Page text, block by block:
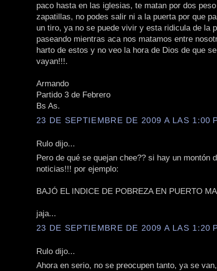
paco hasta en las iglesias, te matan por dos
zapatillas, no podes salir ni a la puerta por que
un tiro, ya no se puede vivir y esta ridicula de la
paseando mientras aca nos matamos entre
harto de estos y no veo la hora de Dios de que
vayan!!!.
Armando
Partido 3 de Febrero
Bs As.
23 DE SEPTIEMBRE DE 2009 A LAS 1:00
Rulo dijo...
Pero de qué se quejan chee?? si hay un montón
noticias!!! por ejemplo:
BAJÓ EL INDICE DE POBREZA EN PUERTO
jaja...
23 DE SEPTIEMBRE DE 2009 A LAS 1:20
Rulo dijo...
Ahora en serio, no se preocupen tanto, ya se